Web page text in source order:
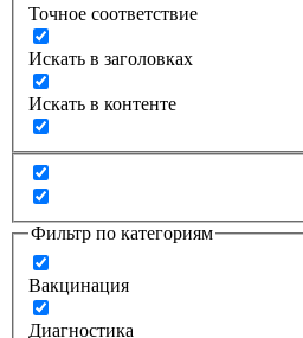
Точное соответствие
Искать в заголовках
Искать в контенте
Фильтр по категориям
Вакцинация
Диагностика